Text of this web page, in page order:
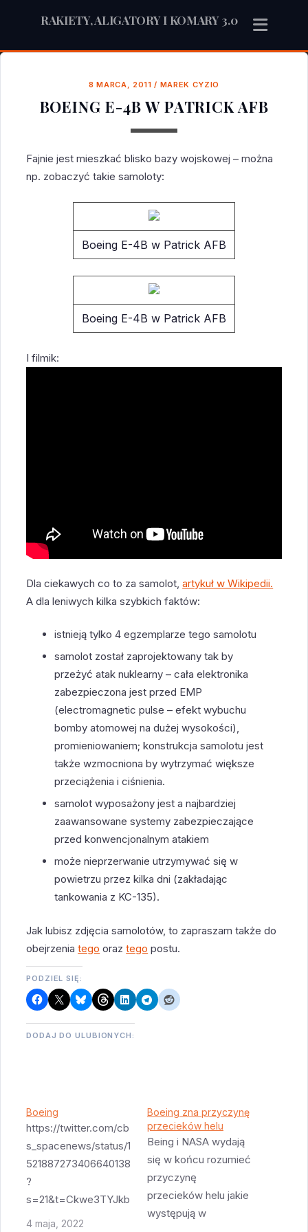
RAKIETY, ALIGATORY I KOMARY 3.0
8 MARCA, 2011 / MAREK CYZIO
BOEING E-4B W PATRICK AFB
Fajnie jest mieszkać blisko bazy wojskowej – można
np. zobaczyć takie samoloty:
Boeing E-4B w Patrick AFB
Boeing E-4B w Patrick AFB
I filmik:
Dla ciekawych co to za samolot,artykuł w Wikipedii.
A dla leniwych kilka szybkich faktów:
istnieją tylko 4 egzemplarze tego samolotu
samolot został zaprojektowany tak by
przeżyć atak nuklearny – cała elektronika
zabezpieczona jest przed EMP
(electromagnetic pulse – efekt wybuchu
bomby atomowej na dużej wysokości),
promieniowaniem; konstrukcja samolotu jest
także wzmocniona by wytrzymać większe
przeciążenia i ciśnienia.
samolot wyposażony jest a najbardziej
zaawansowane systemy zabezpieczające
przed konwencjonalnym atakiem
może nieprzerwanie utrzymywać się w
powietrzu przez kilka dni (zakładając
tankowania z KC-135).
Jak lubisz zdjęcia samolotów, to zapraszam także do
obejrzeniatego oraztego postu.
PODZIEL SIĘ:
DODAJ DO ULUBIONYCH:
Boeing
https://twitter.com/cb
s_spacenews/status/1
521887273406640138
?
s=21&t=Ckwe3TYJkb
Q5HVAYpmA_sw Ta
4 maja, 2022
Boeing zna przyczynę
przecieków helu
Being i NASA wydają
się w końcu rozumieć
przyczynę
przecieków helu jakie
występują w